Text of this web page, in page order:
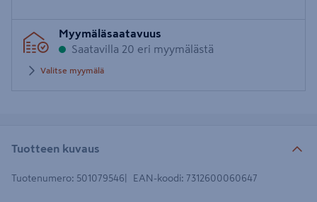
postinumero
Myymäläsaatavuus
Saatavilla 20 eri myymälästä
Valitse myymälä
Tuotteen kuvaus
Tuotenumero: 501079546 EAN-koodi: 7312600060647